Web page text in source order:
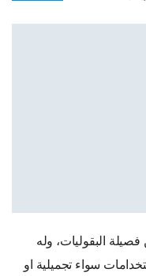
البقوليات، وله
سواء تجميلية او